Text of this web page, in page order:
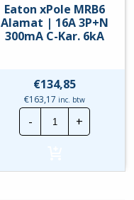
Eaton xPole MRB6
Alamat | 16A 3P+N
300mA C-Kar. 6kA
€134,85
€163,17 inc. btw
-
Eaton
xPole
MRB6
16A
+